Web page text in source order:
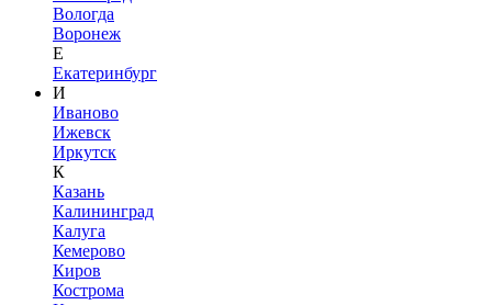
Вологда
Воронеж
Е
Екатеринбург
И
Иваново
Ижевск
Иркутск
К
Казань
Калининград
Калуга
Кемерово
Киров
Кострома